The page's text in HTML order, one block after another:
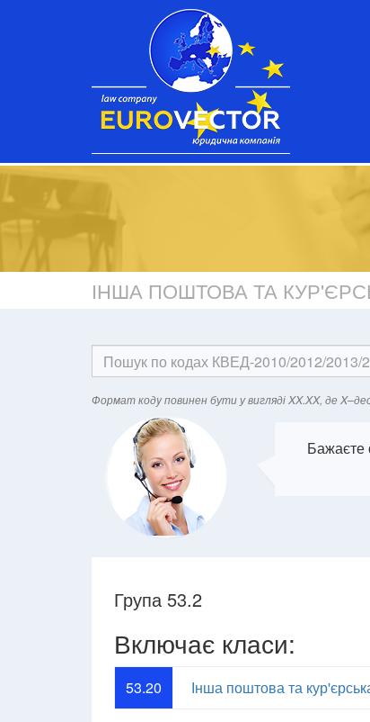
ІНША ПОШТОВА ТА
Формат кодy повинен бути у вигляді XX.XX, де
Бажаєте
Група 53.2
Включає класи:
53.20 Інша поштова та